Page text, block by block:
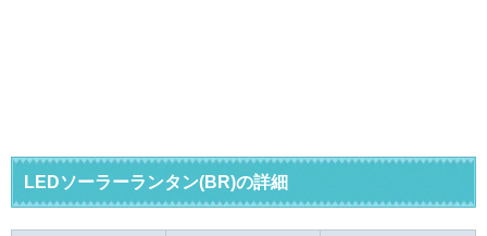
LEDソーラーランタン(BR)の詳細